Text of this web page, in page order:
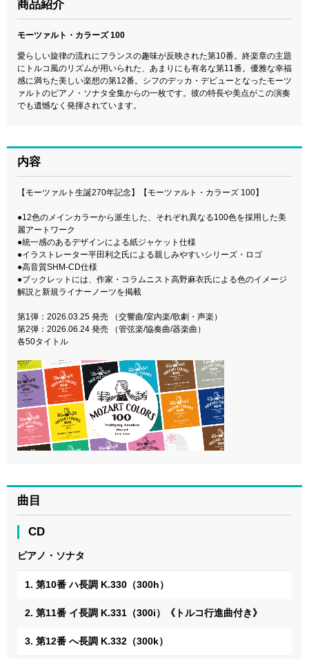
商品紹介
モーツァルト・カラーズ 100
愛らしい旋律の流れにフランスの趣味が反映された第10番。終楽章の主題
にトルコ風のリズムが用いられた、あまりにも有名な第11番。優雅な幸福
感に満ちた美しい楽想の第12番。シフのデッカ・デビューとなったモーツ
ァルトのピアノ・ソナタ全集からの一枚です。彼の特長や美点がこの演奏
でも遺憾なく発揮されています。
内容
【モーツァルト生誕270年記念】【モーツァルト・カラーズ 100】
●12色のメインカラーから派生した、それぞれ異なる100色を採用した美
麗アートワーク
●統一感のあるデザインによる紙ジャケット仕様
●イラストレーター平田利之氏による親しみやすいシリーズ・ロゴ
●高音質SHM-CD仕様
●ブックレットには、作家・コラムニスト高野麻衣氏による色のイメージ
解説と新規ライナーノーツを掲載
第1弾：2026.03.25 発売 （交響曲/室内楽/歌劇・声楽）
第2弾：2026.06.24 発売 （管弦楽/協奏曲/器楽曲）
各50タイトル
曲目
CD
ピアノ・ソナタ
1. 第10番 ハ長調 K.330（300h）
2. 第11番 イ長調 K.331（300i）《トルコ行進曲付き》
3. 第12番 へ長調 K.332（300k）